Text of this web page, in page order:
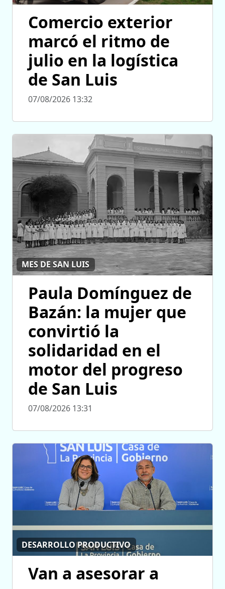
Comercio exterior
marcó el ritmo de
julio en la logística
de San Luis
07/08/2026 13:32
MES DE SAN LUIS
Paula Domínguez de
Bazán: la mujer que
convirtió la
solidaridad en el
motor del progreso
de San Luis
07/08/2026 13:31
DESARROLLO PRODUCTIVO
Van a asesorar a